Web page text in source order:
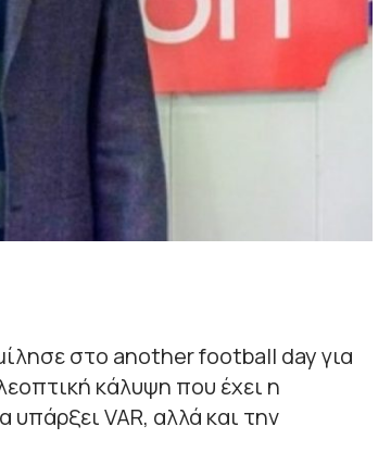
στο another football day για
κάλυψη που έχει η
υπάρξει VAR, αλλά και την